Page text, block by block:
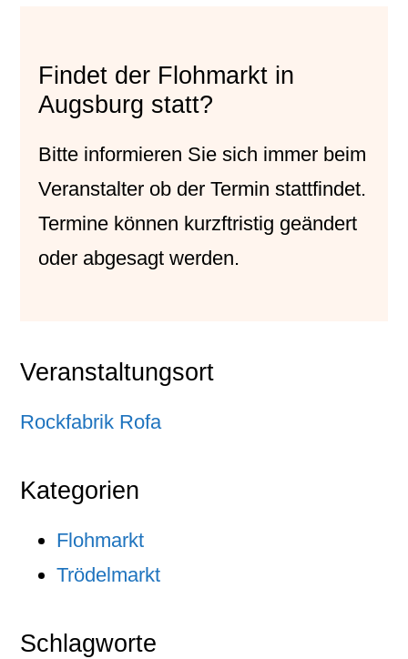
Findet der Flohmarkt in
Augsburg statt?
Bitte informieren Sie sich immer beim
Veranstalter ob der Termin stattfindet.
Termine können kurzftristig geändert
oder abgesagt werden.
Veranstaltungsort
Rockfabrik Rofa
Kategorien
Flohmarkt
Trödelmarkt
Schlagworte